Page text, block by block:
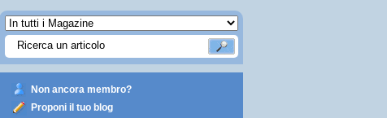
Non ancora membro?
Proponi il tuo blog